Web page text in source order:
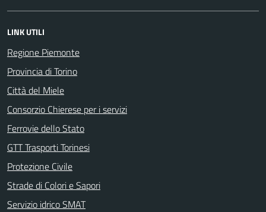
LINK UTILI
Regione Piemonte
Provincia di Torino
Città del Miele
Consorzio Chierese per i servizi
Ferrovie dello Stato
GTT Trasporti Torinesi
Protezione Civile
Strade di Colori e Sapori
Servizio idrico SMAT